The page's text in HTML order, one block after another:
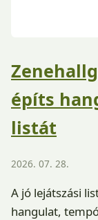
építs
listát
2026. 07. 28.
A jó lejátszási
hangulat,